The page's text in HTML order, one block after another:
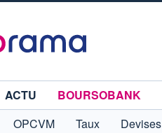
ACTU
BOURSOBANK
OPCVM Taux Devises